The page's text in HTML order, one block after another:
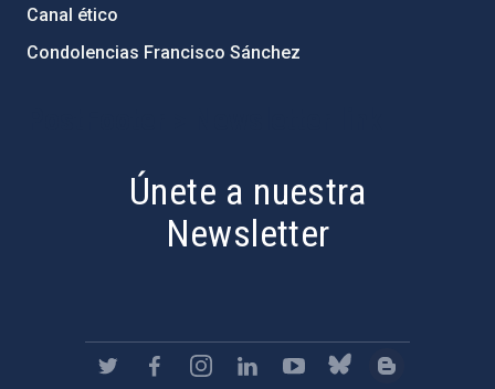
Canal ético
Condolencias Francisco Sánchez
Únete a nuestra
Newsletter